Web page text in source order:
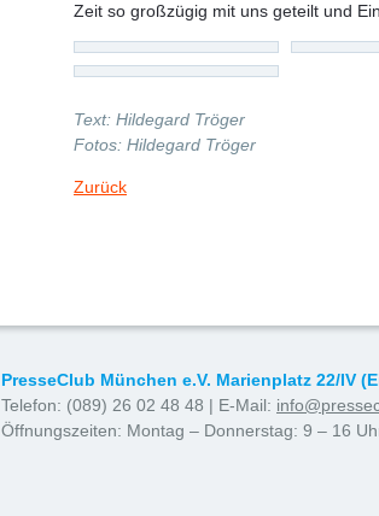
Zeit so großzügig mit uns geteilt und
Text: Hildegard Tröger
Fotos: Hildegard Tröger
Zurück
PresseClub München e.V. Marienplatz 22/IV
Telefon: (089) 26 02 48 48 | E-Mail:
Öffnungszeiten: Montag – Donnerstag: 9 – 16